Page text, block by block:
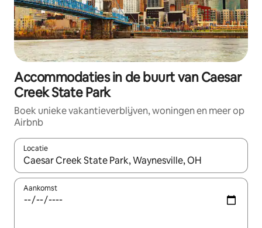
Accommodaties in de buurt van Caesar
Creek State Park
Boek unieke vakantieverblijven, woningen en meer op
Airbnb
Locatie
Wanneer er resultaten beschikbaar zijn, maak je een keuze
Aankomst